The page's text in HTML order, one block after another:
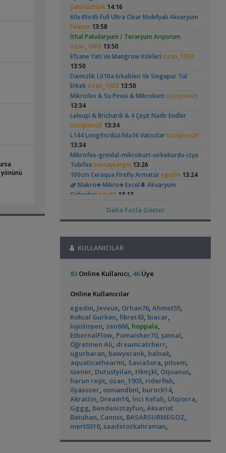
130 Lt 50+ Lepistes İçin8.500 Tl Bütçeli
DışfiltreSerpent,00:15
Yeni Üye Forumu
Catappa YetişiyorumRafayel,22:46
Bitki Türleri ve Bakımı
Akvaredden Gelen BitkilerSufisu,21:48
Bitki Türleri ve Bakımı
30x20x20akvaristsaglam,20:15
Akvaryum Tanıtımı
Japon Balığım Yüzeyde Hava Almaya
Çalışıyor
Yeni Üye Forumu
Karides Akvaryumu: Karideslerim
Ölüyor ugurbaran,17:24
Yeni Üye Forumu
Beta Balığında İdeal Damızlık Yaşı Kaç
Aydır?Ygghjh,17:23
Yeni Üye Forumu
Filtre ÖnerisiSemihDinçer,17:17
Yeni Üye Forumu
Kullanılır Mı?GETS34,10:03
Işık CO2 ve Ekipmanlar
02:22
Filtreleme Seçenekleri
Ahmet53, 23:56
Aquasphere Tr Youtube Kanalı
Akvaryum Dünyasından Haberler
Vahşi Beta Ve Labirentli Hobicileri,
Birleşin!Cyber_Scout,22:34
Labirentliler
Süngerle 24 Saatte Sessiz Artemia
ÇıkarmaBLGHN,21:15
Malzemeler ve Yemler Forumu
Leonardit Zeminli Akvaryum Kurulumu
Belisarius, 20:14
Akvaryum Tanıtımı
Merhaba Bütçem Max 1200 Civarı Sessiz
Çift Çıkışlı berat76,19:41
Akvaryum ve Tür Tavsiyesi
Balkondaki Pondum Çok Isınıyor.İnci
Yavruları
Betta Antuta
Ramshorn Hakkında
Her Şey
Elma Salyangozu
Güncel
Otocinclus
(2)
Siamensis Alg Eater (
Sae )
Panda Cory
30x20x20 Ramshorn
Akvaryumu
Leonardit Zeminli
37 Litrelik Siyah
Neon Tetra
Red Mangrove
Akvaryumum
Küçük Bir Su
Birikintisi :)
Rummy Nose Tetra
Akvaryumu
Şahinöztürk 14:16
60x45x45 Full Ultra Clear Mobilyalı Akvaryum
Feanor 13:58
İthal Paludaryum / Teraryum Arıyorum
ozan_1903 13:50
Efsane Yati Ve Mangrow Kökleri ozan_1903
13:50
Damızlık L010a Erkekleri Ve Singapur Tül
Erkek ozan_1903 13:50
Mikrofex & Su Piresi & Mikrokurt scorpion26
13:34
Leleupi & Brichardi & 4 Çeşit Nadir Endler
scorpion26 13:34
L144 Longfin/düz/lda16 Vatozlar scorpion26
13:34
Mikrofex-grindal-mikrokurt-sirkekurdu-izya
Tubifex tuncaysargin 13:26
100cm Ceraqua Firefly Armatür egedin 13:24
🌿 Makro➕️ Mikro➕ Excel🌲 Akvaryum
Gübreleri kilic88 13:13
emregungor12:56
Pangio Kuhlilivadi12:31
Ful Red Lepistes ÖĞRÜNÇ
CevdetSERBEST11:42
Gold Laser Corydoras (3d-6e)
🐬˚˖𓍢✨໋ 🐋✧˚koleksiyonluk Bitkiler˚˖🐬˚✨໋ 🐋✧˚.
🐟 hasancn 10:04
Cam Emiş Basış ,gübre Seti 7 Parça
10:04
High Tech Paketleri %40 İndimli Tek Paket
hasancn 10:04
Caridina Serratirostris ( Ninja Karides)
dream0709:52
Akvaryum Kumu (katışıksız Midye Kırığı Kum)
dream07 09:52
Melek Çifti Yumurta Diziyordream0709:52
Çift Kribensisler Düzenli Yavru Veren 5 Çift
dream07 09:52
Uygun Yerli Üretim Ivanacara Bimaculata
Daha Fazla Göster
KULLANICILAR
83 Online Kullanıcı, 46Üye
Online Kullanıcılar
egedin, Jeveux, Orhan76,Ahmet55,
Koksal Gurkan,fikret43, biacar,
lojistisyen, zen666, hoppala,
EthernalFlow, Pumaisher70,şansal,
Öğretmen Ali, dreamcatcherr,
ugurbaran, bawyerank, balnak,
aquaticathearmi, SaviaSora, pitsem,
ssener, Durustyilan, Hknçkl, Oquanus,
harun reşit, ozan_1903, riderfish,
ilyasozer, osmandbnl, burock14,
Akrattin, Dream16, İnci Kefali, Ulqiorra,
Gggg, bendeniztayfun,Akvarist
Batuhan, Cannss, BASARSURMEGOZ,
mert0310,saadetozkahraman,
hakanmorcicek,tosbag,